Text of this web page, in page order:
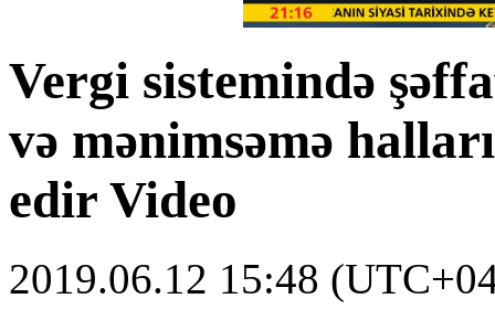
Vergi sistemində
və mənimsəmə
edir Video
2019.06.12 15:48